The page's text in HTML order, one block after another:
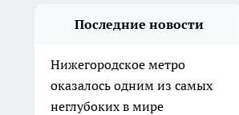
Последние новости
Нижегородское метро
оказалось одним из самых
неглубоких в мире